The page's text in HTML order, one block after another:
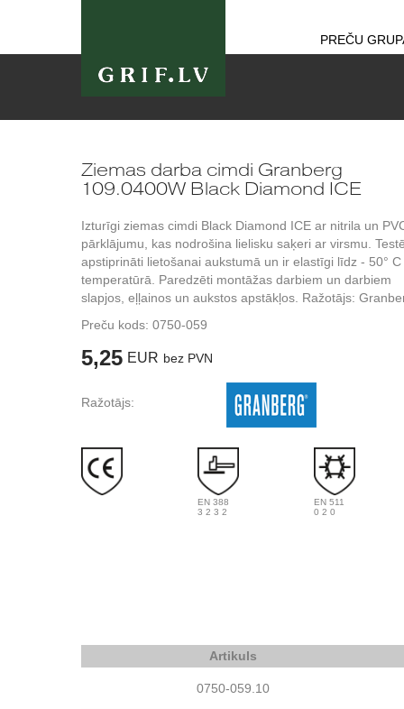
PREČU
Ziemas darba cimdi Granberg
109.0400W Black Diamond ICE
Izturīgi ziemas cimdi Black Diamond ICE ar nitrila un
pārklājumu, kas nodrošina lielisku saķeri ar virsmu.
apstiprināti lietošanai aukstumā un ir elastīgi līdz - 50° C
temperatūrā. Paredzēti montāžas darbiem un darbiem
slapjos, eļļainos un aukstos apstākļos. Ražotājs:
Preču kods: 0750-059
5,25 EUR bez PVN
Ražotājs:
EN 388
3 2 3 2
EN 511
0 2 0
Artikuls
0750-059.10